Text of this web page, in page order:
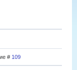
# 109